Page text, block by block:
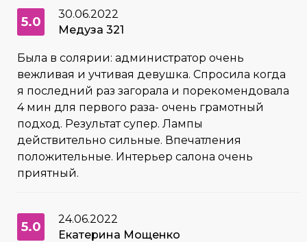
5.0
30.06.2022
Медуза 321
Была в солярии: администратор очень
вежливая и учтивая девушка. Спросила когда
я последний раз загорала и порекомендовала
4 мин для первого раза- очень грамотный
подход. Результат супер. Лампы
действительно сильные. Впечатления
положительные. Интерьер салона очень
приятный.
5.0
24.06.2022
Екатерина Мощенко